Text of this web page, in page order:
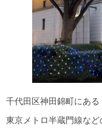
千代田区神田錦町にある
東京メトロ半蔵門線など